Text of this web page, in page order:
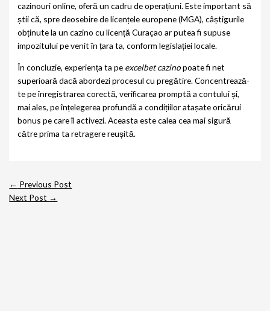
cazinouri online, oferă un cadru de operațiuni. Este important să
știi că, spre deosebire de licențele europene (MGA), câștigurile
obținute la un cazino cu licență Curaçao ar putea fi supuse
impozitului pe venit în țara ta, conform legislației locale.
În concluzie, experiența ta pe excelbet cazinopoate fi net
superioară dacă abordezi procesul cu pregătire. Concentrează-
te pe înregistrarea corectă, verificarea promptă a contului și,
mai ales, pe înțelegerea profundă a condițiilor atașate oricărui
bonus pe care îl activezi. Aceasta este calea cea mai sigură
către prima ta retragere reușită.
← Previous Post
Next Post →